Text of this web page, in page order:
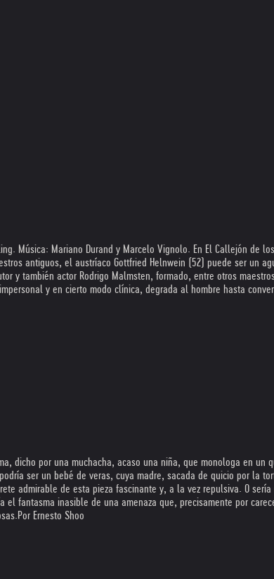
Música: Mariano Durand y Marcelo Vignolo. En El Callejón de
antiguos, el austríaco Gottfried Helnwein (52) puede ser un
también actor Rodrigo Malmsten, formado, entre otros
y en cierto modo clínica, degrada al hombre hasta
dicho por una muchacha, acaso una niña, que monologa en un
ser un bebé de veras, cuya madre, sacada de quicio por la
admirable de esta pieza fascinante y, a la vez repulsiva. O
el fantasma inasible de una amenaza que, precisamente por
Por Ernesto Shoo